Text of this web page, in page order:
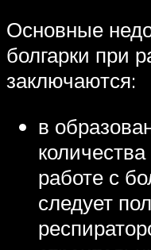
Основные
болгарки при
заключаются:
в
работе с
следует